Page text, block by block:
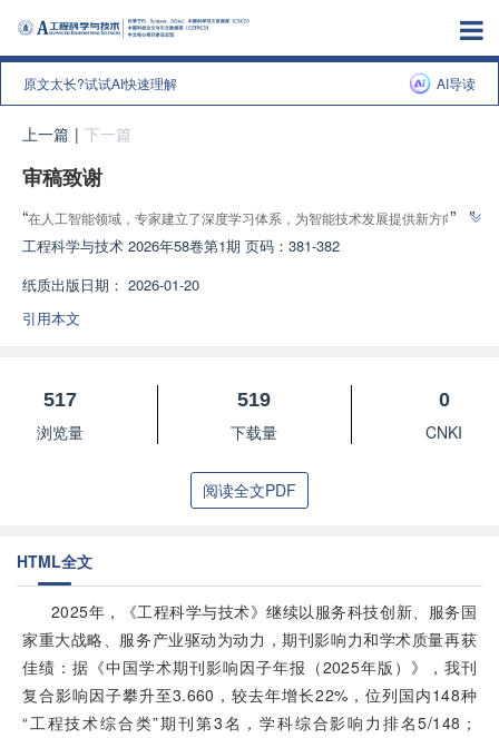
原文太长?试试AI快速理解 AI导读
上一篇 | 下一篇
审稿致谢
“在人工智能领域，专家建立了深度学习体系，为智能技术发展提供新方向。 ”
”
工程科学与技术 2026年58卷第1期 页码：381-382
纸质出版日期： 2026-01-20
引用本文
517
浏览量
519
下载量
0
CNKI
阅读全文PDF
HTML全文
2025年，《工程科学与技术》继续以服务科技创新、服务国
家重大战略、服务产业驱动为动力，期刊影响力和学术质量再获
佳绩：据《中国学术期刊影响因子年报（2025年版）》，我刊
复合影响因子攀升至3.660，较去年增长22%，位列国内148种
“工程技术综合类”期刊第3名，学科综合影响力排名5/148；